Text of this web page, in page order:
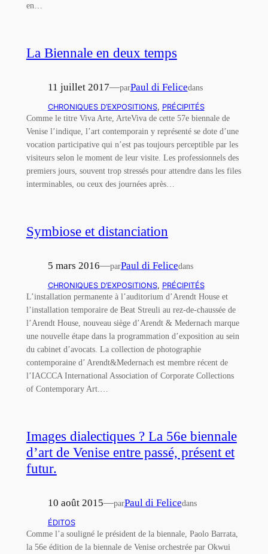
en…
La Biennale en deux temps
11 juillet 2017—parPaul di Felicedans
CHRONIQUES D’EXPOSITIONS, PRÉCIPITÉS
Comme le titre Viva Arte, ArteViva de cette 57e biennale de
Venise l’indique, l’art contemporain y représenté se dote d’une
vocation participative qui n’est pas toujours perceptible par les
visiteurs selon le moment de leur visite. Les professionnels des
premiers jours, souvent trop stressés pour attendre dans les files
interminables, ou ceux des journées après…
Symbiose et distanciation
5 mars 2016—parPaul di Felicedans
CHRONIQUES D’EXPOSITIONS, PRÉCIPITÉS
L’installation permanente à l’auditorium d’Arendt House et
l’installation temporaire de Beat Streuli au rez-de-chaussée de
l’Arendt House, nouveau siège d’Arendt & Medernach marque
une nouvelle étape dans la programmation d’exposition au sein
du cabinet d’avocats. La collection de photographie
contemporaine d’ Arendt&Medernach est membre récent de
l’IACCCA International Association of Corporate Collections
of Contemporary Art.…
Images dialectiques ? La 56e biennale
d’art de Venise entre passé, présent et
futur.
10 août 2015—parPaul di Felicedans
ÉDITOS
Comme l’a souligné le président de la biennale, Paolo Barrata,
la 56e édition de la biennale de Venise orchestrée par Okwui